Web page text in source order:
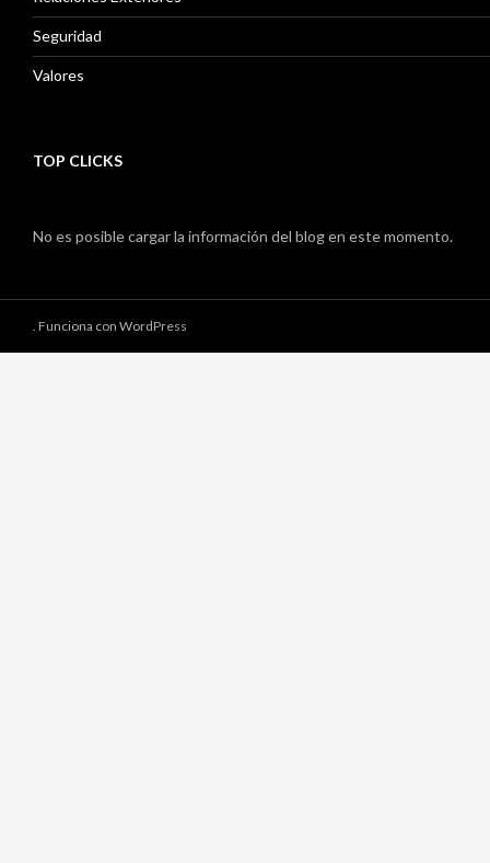
Seguridad
Valores
TOP CLICKS
No es posible cargar la información del blog en este momento.
. Funciona con WordPress